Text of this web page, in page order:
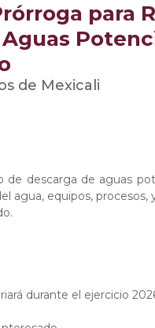
para
de Mexicali
de descarga de aguas
agua, equipos,
durante el ejercicio